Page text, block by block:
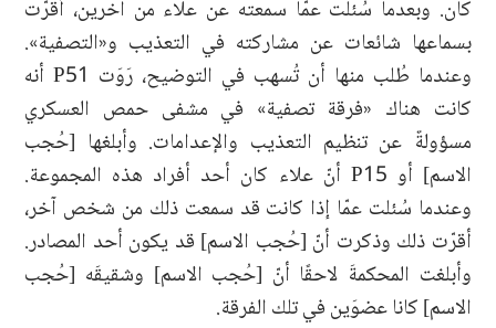
كان. وبعدما سُئلت عمّا سمعته عن علاء من آخرين، أقرّت
بسماعها شائعات عن مشاركته في التعذيب و«التصفية».
وعندما طُلب منها أن تُسهب في التوضيح، رَوَت P51 أنه
كانت هناك «فرقة تصفية» في مشفى حمص العسكري
مسؤولةٌ عن تنظيم التعذيب والإعدامات. وأبلغها [حُجب
الاسم] أو P15 أنّ علاء كان أحد أفراد هذه المجموعة.
وعندما سُئلت عمّا إذا كانت قد سمعت ذلك من شخص آخر،
أقرّت ذلك وذكرت أنّ [حُجب الاسم] قد يكون أحد المصادر.
وأبلغت المحكمةَ لاحقًا أنّ [حُجب الاسم] وشقيقَه [حُجب
الاسم] كانا عضوَين في تلك الفرقة.